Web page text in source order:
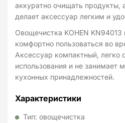
аккуратно очищать продукты,
делает аксессуар легким и
Овощечистка KOHEN
комфортно пользоваться во
Аксессуар компактный, легко
использования и не занимает
кухонных принадлежностей.
Характеристики
Тип: овощечистка